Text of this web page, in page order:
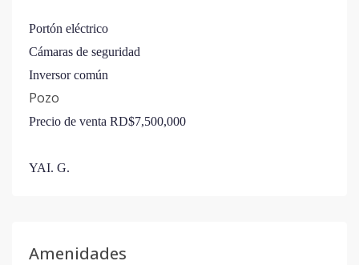
Portón eléctrico
Cámaras de seguridad
Inversor común
Pozo
Precio de venta RD$7,500,000
YAI. G.
Amenidades